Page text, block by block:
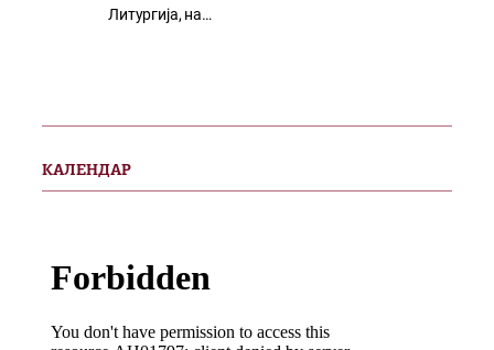
Литургија, на…
КАЛЕНДАР